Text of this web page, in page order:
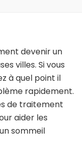
devenir un
villes. Si vous
à quel point il
rapidement.
de traitement
aider les
sommeil